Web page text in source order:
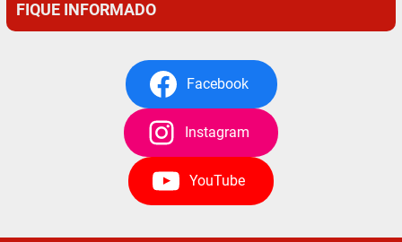
FIQUE INFORMADO
Facebook
Instagram
YouTube